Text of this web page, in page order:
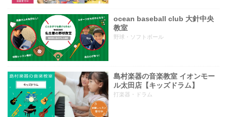
ocean baseball club 大針中央
教室
野球・ソフトボール
島村楽器の音楽教室 イオンモー
ル太田店【キッズドラム】
打楽器・ドラム